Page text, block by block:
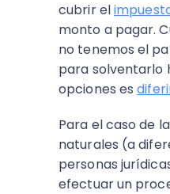
cubrir el
monto a pagar.
no tenemos el
para solventarlo
opciones es
Para el caso de
naturales (a
personas
efectuar un